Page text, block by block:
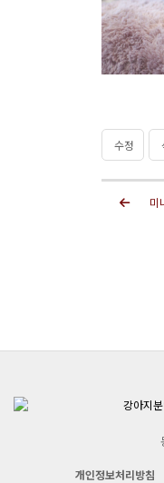
수정
개인정보처리방침